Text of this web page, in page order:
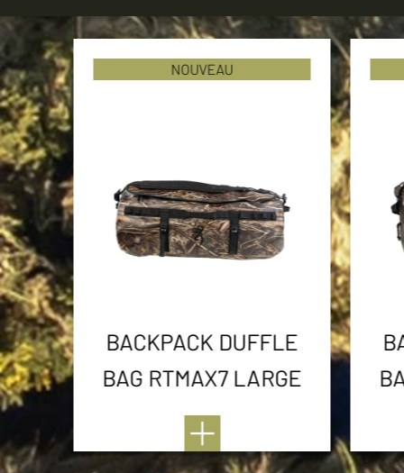
NOUVEAU
BACKPACK DUFFLE
BAG RTMAX7 LARGE